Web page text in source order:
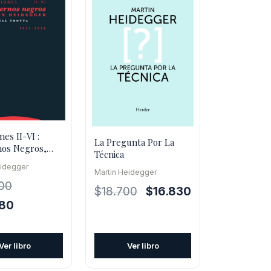
II-VI :
Negros,
actual
es:
libro
La Pregunta Por La
Técnica
Martin Heidegger
$18.700
El
era:
$18.700.
$16.830
Ver libro